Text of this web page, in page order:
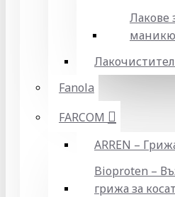
Лакове
Fanola
FARCOM
ARREN –
Bioproten –
грижа за